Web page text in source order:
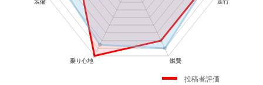
投稿者評価